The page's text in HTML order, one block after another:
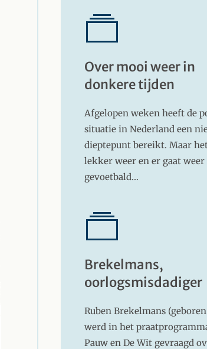
Over mooi weer in
donkere tijden
Afgelopen weken heeft de
situatie in Nederland een
dieptepunt bereikt. Maar
lekker weer en er gaat weer
gevoetbald…
Brekelmans,
oorlogsmisdadiger
Ruben Brekelmans (geboren
werd in het
Pauw en De Wit gevraagd